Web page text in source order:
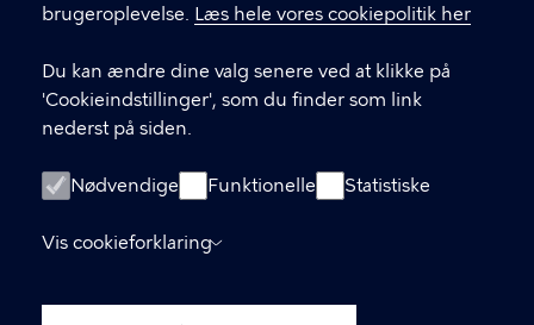
brugeroplevelse. Læs hele vores cookiepolitik her
Du kan ændre dine valg senere ved at klikke på
'Cookieindstillinger', som du finder som link
nederst på siden.
Nødvendige Funktionelle Statistiske
Vis cookieforklaring
Kontakt os
Facebook
Instagram
Nyhedsbrev
Borgerpanel